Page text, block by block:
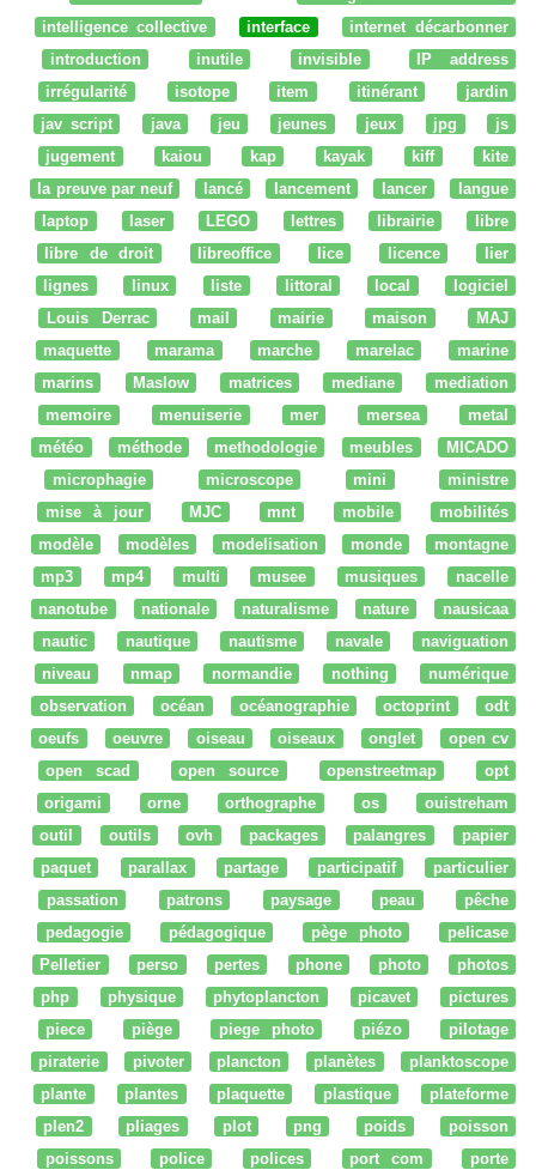
intelligence collective
interface
internet décarbonner
introduction
inutile invisible
IP address
irrégularité
isotope item itinérant
jardin
jav script
java jeu jeunes jeux jpg
js
jugement
kaiou kap kayak kiff
kite
la preuve par neuf
lancé lancement lancer
langue
laptop
laser LEGO lettres librairie
libre
libre de droit
libreoffice lice licence
lier
lignes
linux liste littoral local
logiciel
Louis Derrac
mail mairie maison
MAJ
maquette
marama marche marelac
marine
marins
Maslow matrices mediane
mediation
memoire
menuiserie mer mersea
metal
météo
méthode methodologie meubles
MICADO
microphagie
microscope mini
ministre
mise à jour
MJC mnt mobile
mobilités
modèle
modèles modelisation monde
montagne
mp3
mp4 multi musee musiques
nacelle
nanotube
nationale naturalisme nature
nausicaa
nautic
nautique nautisme navale
naviguation
niveau
nmap normandie nothing
numérique
observation
océan océanographie octoprint
odt
oeufs
oeuvre oiseau oiseaux onglet
open cv
open scad
open source openstreetmap
opt
origami
orne orthographe os
ouistreham
outil
outils ovh packages palangres
papier
paquet
parallax partage participatif
particulier
passation
patrons paysage peau
pêche
pedagogie
pédagogique pège photo
pelicase
Pelletier
perso pertes phone photo
photos
php
physique phytoplancton picavet
pictures
piece
piège piege photo piézo
pilotage
piraterie
pivoter plancton planètes
planktoscope
plante
plantes plaquette plastique
plateforme
plen2
pliages plot png poids
poisson
poissons
police polices port com
porte